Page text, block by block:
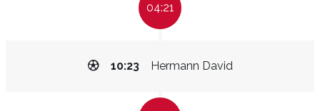
04:21
Hermann David
10:23